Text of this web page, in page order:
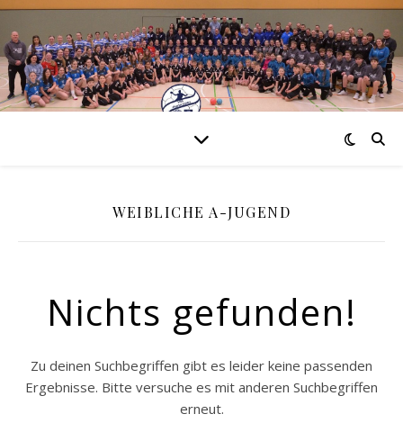
WEIBLICHE A-JUGEND
Nichts gefunden!
Zu deinen Suchbegriffen gibt es leider keine passenden
Ergebnisse. Bitte versuche es mit anderen Suchbegriffen
erneut.